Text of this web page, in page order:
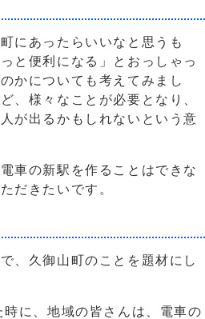
にあったらいいなと思うも
と便利になる」とおっしゃっ
かについても考えてみまし
、様々なことが必要となり、
が出るかもしれないという意
車の新駅を作ることはできな
だきたいです。
、久御山町のことを題材にし
に、地域の皆さんは、電車の